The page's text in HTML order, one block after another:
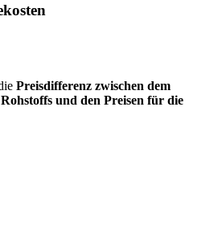
Preisdifferenz zwischen dem
Rohstoffs und den Preisen für die